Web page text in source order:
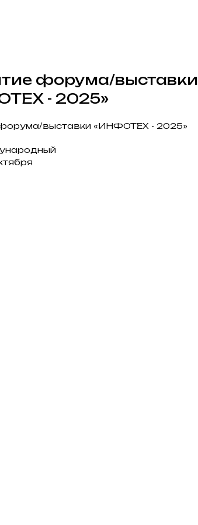
форума/выставки
- 2025»
выставки «ИНФОТЕХ - 2025»